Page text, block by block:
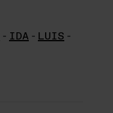
- IDA - LUIS -